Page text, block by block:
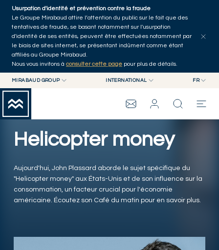
Skip to main content
Usurpation d'identité et prévention contre la fraude
Le Groupe Mirabaud attire l’attention du public sur le fait que des
tentatives de fraude, se basant notamment sur l'usurpation
d'identité de ses entités, peuvent être effectuées notamment par
le biais de sites internet, se présentant indûment comme étant
affiliés au Groupe Mirabaud.
Nous vous invitons à consulter cette page pour plus de détails.
MIRABAUD GROUP
MIRABAUD ASSET MANAGEMENT
MIRABAUD INVESTMENTS
INTERNATIONAL FR
FR
DE
GROUPE MIRABAUD
THE VIEW
SERVICES
Accueil
Tous les articles
Helicopter money
Aujourd'hui, John Plassard aborde le sujet spécifique du
"Helicopter money" aux États-Unis et de son influence sur la
consommation, un facteur crucial pour l'économie
américaine. Écoutez son Café du matin pour en savoir plus.